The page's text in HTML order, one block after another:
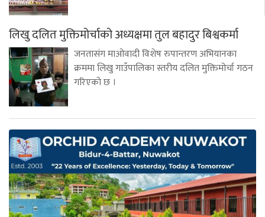
लिखु दलित मुक्तिमोर्चाको अध्यक्षमा तुल बहादुर बिश्वकर्मा
जनतासंग माओवादी विशेष रुपान्तरण अभियानका
क्रममा लिखु गाउँपालिका स्तरीय दलित मुक्तिमोर्चा गठन
गरिएको छ ।